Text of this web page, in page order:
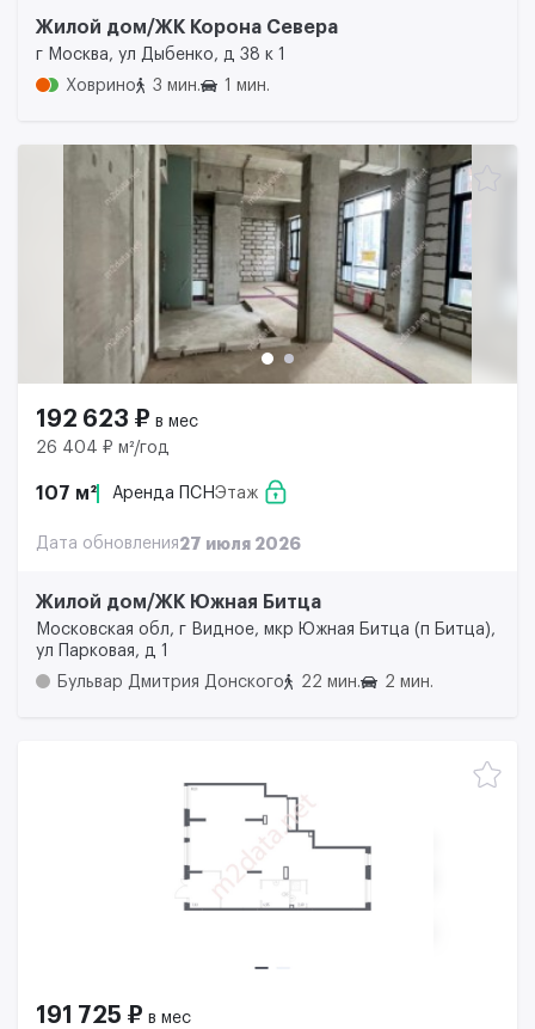
Жилой дом/ЖК Корона Севера
г Москва, ул Дыбенко, д 38 к 1
Ховрино
3 мин. 1 мин.
192 623 ₽ в мес
26 404 ₽ м²/год
107 м² Аренда ПСНЭтаж
Дата обновления27 июля 2026
Жилой дом/ЖК Южная Битца
Московская обл, г Видное, мкр Южная Битца (п Битца),
ул Парковая, д 1
Бульвар Дмитрия Донского
22 мин. 2 мин.
191 725 ₽ в мес